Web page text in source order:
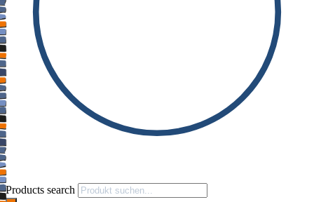
Products search